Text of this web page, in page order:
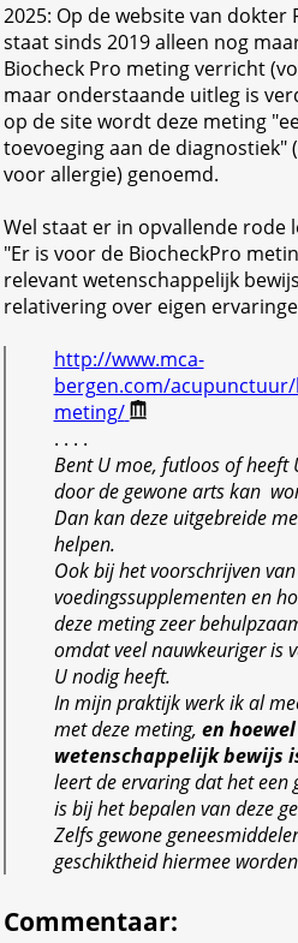
2025: Op de website van dokter
staat sinds 2019 alleen nog
Biocheck Pro meting verricht
maar onderstaande uitleg is
op de site wordt deze meting
toevoeging aan de diagnostiek"
voor allergie) genoemd.
Wel staat er in opvallende rode
"Er is voor de BiocheckPro
relevant wetenschappelijk
relativering over eigen
http://www.mca-
bergen.com/
meting/
. . . .
Bent U moe, futloos of heeft
door de gewone arts kan
Dan kan deze uitgebreide
helpen.
Ook bij het voorschrijven van
voedingssupplementen en
deze meting zeer
omdat veel nauwkeuriger is
U nodig heeft.
In mijn praktijk werk ik al
met deze meting, en
wetenschappelijk bewijs
leert de ervaring dat het een
is bij het bepalen van deze
Zelfs gewone
geschiktheid hiermee
Commentaar: